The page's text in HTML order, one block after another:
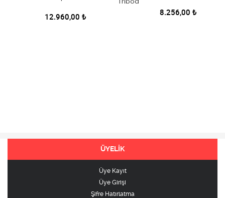
12.960,00 ₺
8.256,00 ₺
ÜYELİK
Üye Kayıt
Üye Girişi
Şifre Hatırlatma